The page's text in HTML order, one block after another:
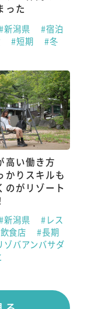
った
新潟県
#宿泊
#短期 #冬
高い働き方
かりスキルも
のがリゾート
新潟県
#レス
食店
#長期
ゾバアンバサダ